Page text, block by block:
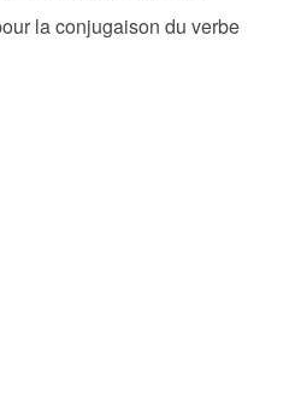
la conjugaison du verbe